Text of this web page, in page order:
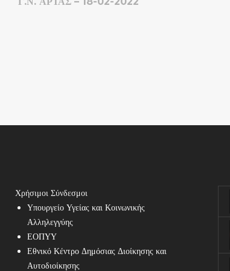
Χρήσιμοι Σύνδεσμοι
Υπουργείο Υγείας και Κοινωνικής
Αλληλεγγύης
ΕΟΠΥΥ
Εθνικό Κέντρο Δημόσιας Διοίκησης και
Αυτοδιοίκησης